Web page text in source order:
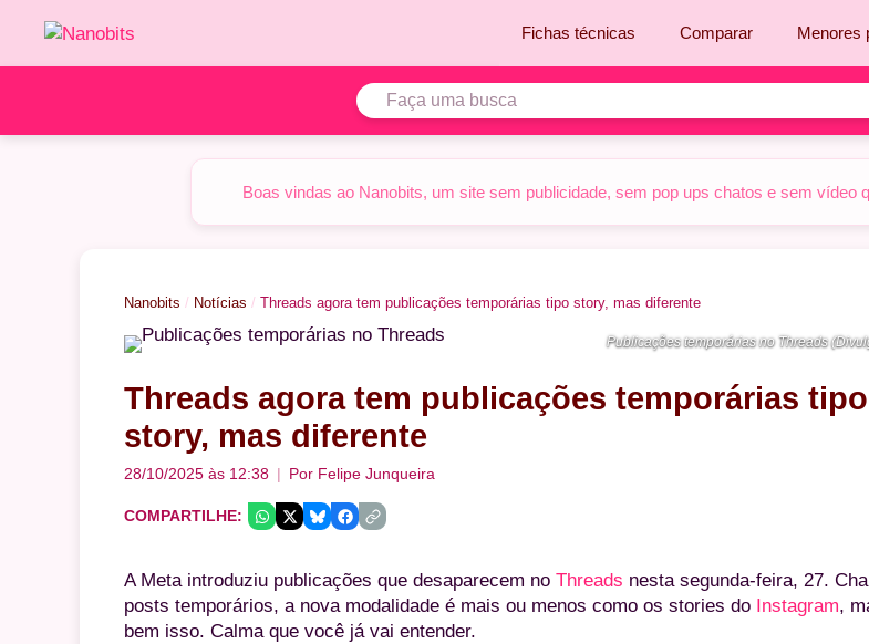
o
Fichas técnicas Comparar Menores
Boas vindas ao Nanobits, um site sem publicidade, sem pop ups chatos e sem vídeo
Nanobits / Notícias / Threads agora tem publicações temporárias tipo story, mas diferente
Publicações temporárias no Threads
Threads agora tem publicações temporárias tipo
story, mas diferente
28/10/2025 às 12:38 Por Felipe Junqueira
COMPARTILHE:
A Meta introduziu publicações que desaparecem no Threads nesta segunda-feira, 27.
posts temporários, a nova modalidade é mais ou menos como os stories do Instagram,
bem isso. Calma que você já vai entender.